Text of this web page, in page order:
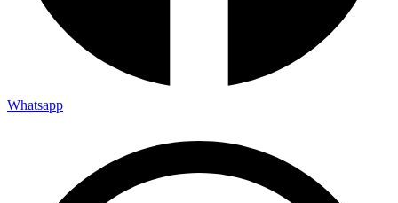
Whatsapp